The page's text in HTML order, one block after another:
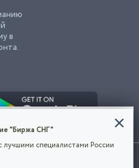
в
объявлений, означает
сделать
"Биржа СНГ"
лучшими специалистами России